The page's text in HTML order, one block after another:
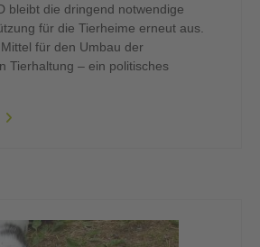
bleibt die dringend notwendige
für die Tierheime erneut aus.
für den Umbau der
Tierhaltung – ein politisches